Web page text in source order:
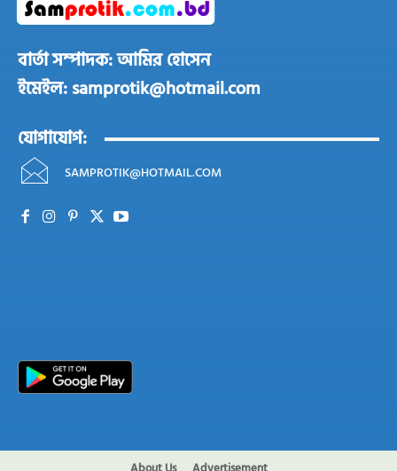
বার্তা সম্পাদক: আমির হোসেন
ইমেইল: samprotik@hotmail.com
যোগাযোগ:
SAMPROTIK@HOTMAIL.COM